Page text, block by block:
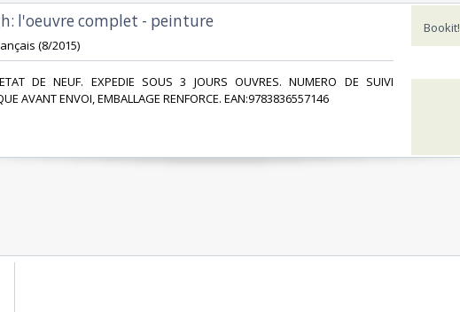
l'oeuvre complet - peinture‎
(8/2015)‎
DE NEUF. EXPEDIE SOUS 3 JOURS OUVRES. NUMERO DE SUIVI
AVANT ENVOI, EMBALLAGE RENFORCE. EAN:9783836557146‎
Bookit!